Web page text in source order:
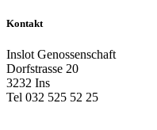
Kontakt
Inslot Genossenschaft
Dorfstrasse 20
3232 Ins
Tel 032 525 52 25